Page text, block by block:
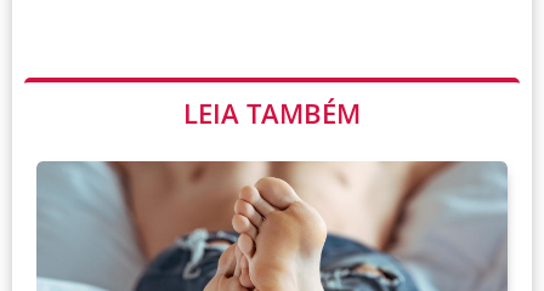
LEIA TAMBÉM